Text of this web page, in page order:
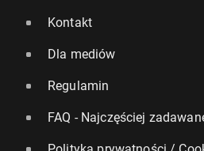
Kontakt
Dla mediów
Regulamin
FAQ - Najczęściej